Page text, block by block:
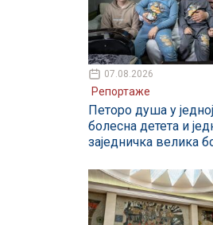
07.08.2026
Репортаже
Петоро душа у
болесна детета и
заједничка велика